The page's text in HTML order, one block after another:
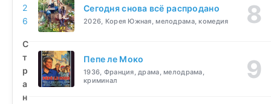
2
6
С
т
р
а
н
Сегодня снова всё распродано
2026, Корея Южная, мелодрама, комедия
Пепе ле Моко
1936, Франция, драма, мелодрама,
криминал